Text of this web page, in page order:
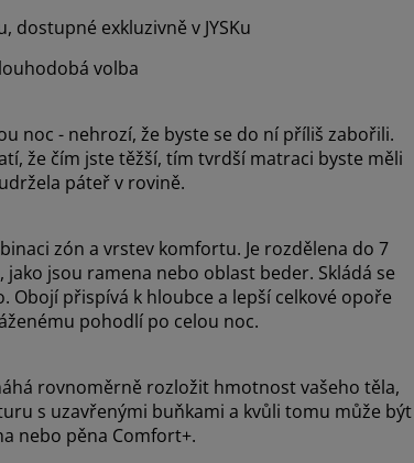
exkluzivně v JYSKu
volba
noc - nehrozí, že byste se do ní příliš zabořili.
že čím jste těžší, tím tvrdší matraci byste měli
páteř v rovině.
zón a vrstev komfortu. Je rozdělena do 7
jsou ramena nebo oblast beder. Skládá se
přispívá k hloubce a lepší celkové opoře
pohodlí po celou noc.
rovnoměrně rozložit hmotnost vašeho těla,
s uzavřenými buňkami a kvůli tomu může být
nebo pěna Comfort+.